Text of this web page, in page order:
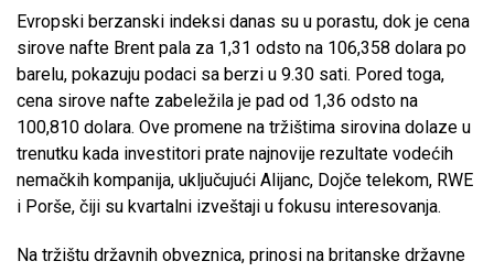
Evropski berzanski indeksi danas su u porastu, dok je cena
sirove nafte Brent pala za 1,31 odsto na 106,358 dolara po
barelu, pokazuju podaci sa berzi u 9.30 sati. Pored toga,
cena sirove nafte zabeležila je pad od 1,36 odsto na
100,810 dolara. Ove promene na tržištima sirovina dolaze u
trenutku kada investitori prate najnovije rezultate vodećih
nemačkih kompanija, uključujući Alijanc, Dojče telekom, RWE
i Porše, čiji su kvartalni izveštaji u fokusu interesovanja.
Na tržištu državnih obveznica, prinosi na britanske državne